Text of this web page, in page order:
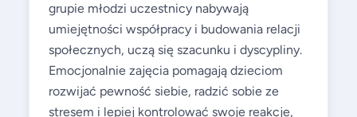
grupie młodzi uczestnicy nabywają
umiejętności współpracy i budowania relacji
społecznych, uczą się szacunku i dyscypliny.
Emocjonalnie zajęcia pomagają dzieciom
rozwijać pewność siebie, radzić sobie ze
stresem i lepiej kontrolować swoje reakcje,